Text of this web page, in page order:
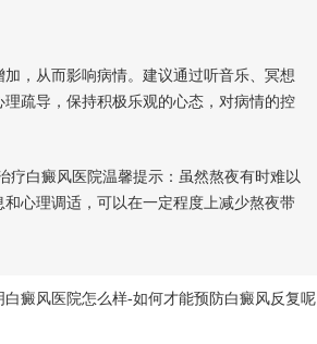
，从而影响病情。建议通过听音乐、冥想
疏导，保持积极乐观的心态，对病情的控
白癜风医院温馨提示：虽然熬夜有时难以
心理调适，可以在一定程度上减少熬夜带
白癜风医院怎么样-如何才能预防白癜风反复呢